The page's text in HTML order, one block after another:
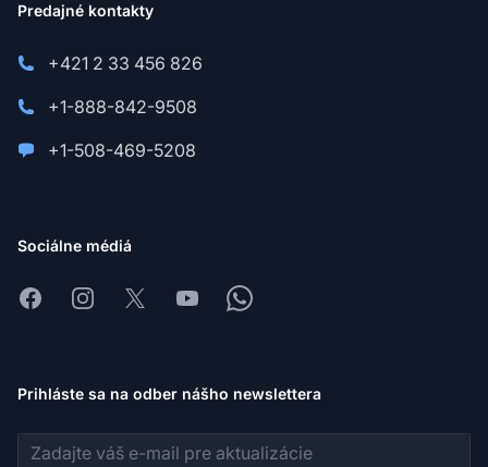
Predajné kontakty
+421 2 33 456 826
+1-888-842-9508
+1-508-469-5208
Sociálne médiá
FacebookInstagram
X YoutubeWhatsapp
Prihláste sa na odber nášho newslettera
E-mailová adresa